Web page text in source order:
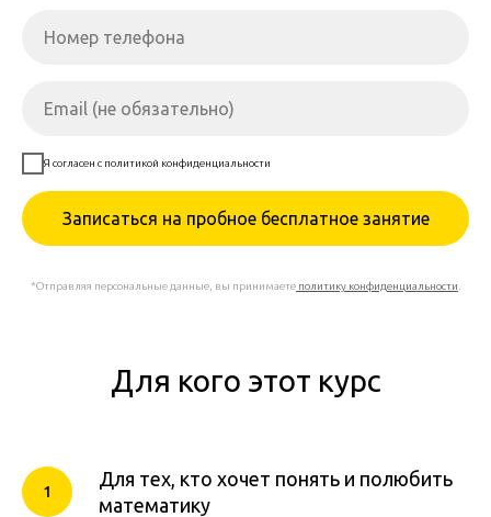
Я согласен с политикой конфиденциальности
Записаться на пробное бесплатное занятие
*Отправляя персональные данные, вы принимаете политику конфиденциальности
Для кого этот курс
Для тех, кто хочет понять и полюбить
математику